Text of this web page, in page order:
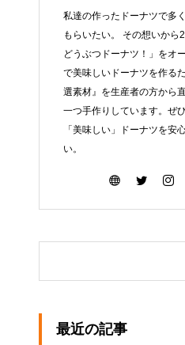
私達の作ったドーナツで多
もらいたい。 その想いから
どうぶつドーナツ！」をオ
で美味しいドーナツを作る
選素材』を生産者の方から
一つ手作りしています。ぜ
「美味しい」ドーナツを安
い。
最近の記事